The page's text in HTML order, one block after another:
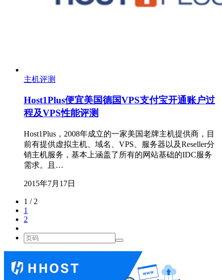
主机评测
Host1Plus便宜美国德国VPS支付宝开通账户过
程及VPS性能评测
Host1Plus，2008年成立的一家美国老牌主机提供商，目
前有提供虚拟主机、域名、VPS、服务器以及Reseller分
销主机服务，基本上涵盖了所有的网站基础的IDC服务
需求。且…
2015年7月17日
1 / 2
1
2